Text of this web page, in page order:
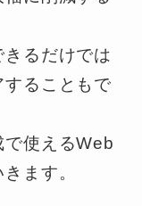
るだけでは
ることもで
で使えるWeb
ます。